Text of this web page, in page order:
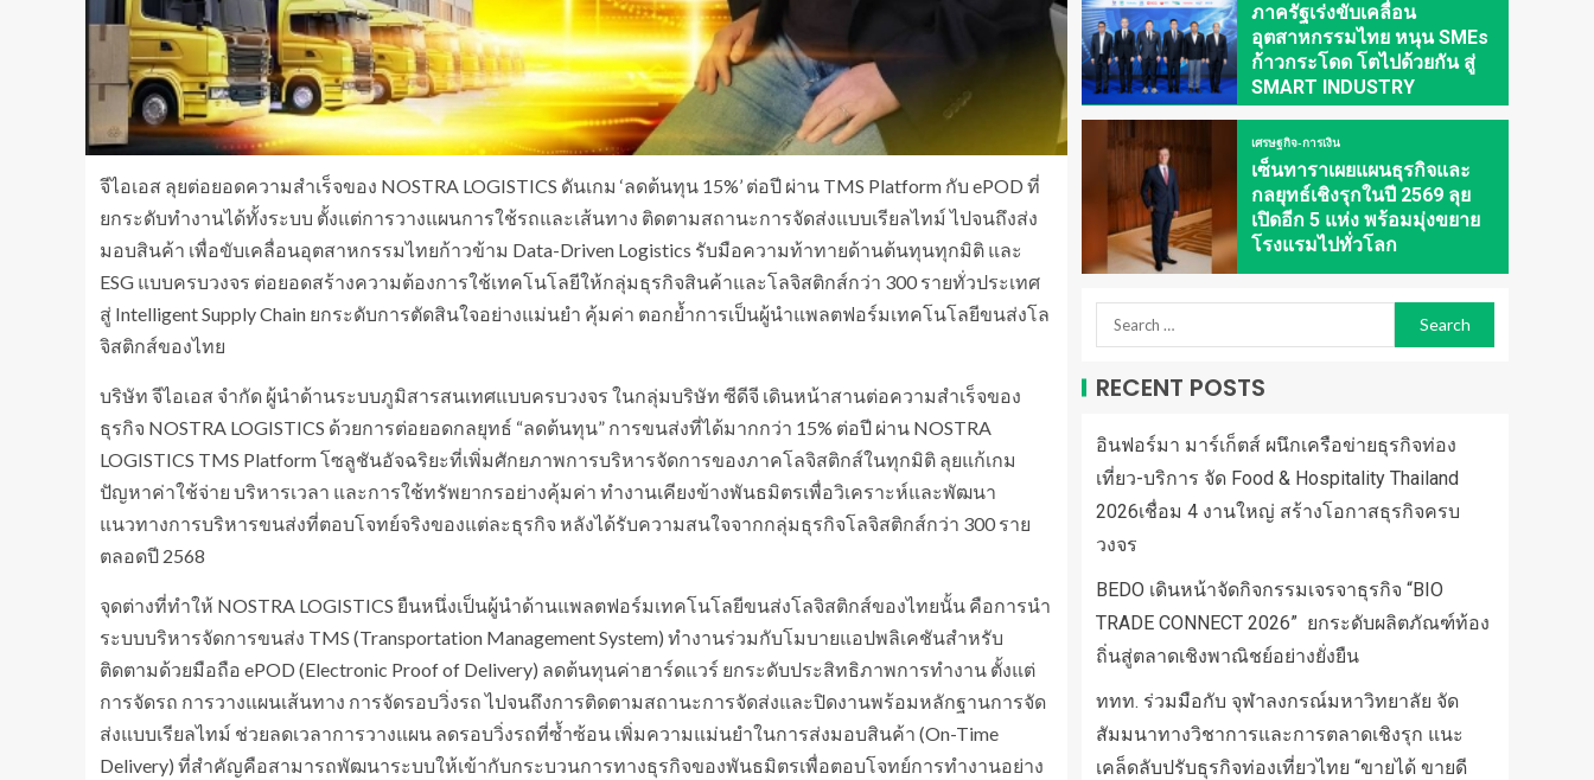
จีไอเอส ลุยต่อยอดความสำเร็จของ NOSTRA LOGISTICS ดันเกม ‘ลดต้นทุน 15%’ ต่อปี ผ่าน TMS Platform กับ ePOD ที่
ยกระดับทำงานได้ทั้งระบบ ตั้งแต่การวางแผนการใช้รถและเส้นทาง ติดตามสถานะการจัดส่งแบบเรียลไทม์ ไปจนถึงส่ง
มอบสินค้า เพื่อขับเคลื่อนอุตสาหกรรมไทยก้าวข้าม Data-Driven Logistics รับมือความท้าทายด้านต้นทุนทุกมิติ และ
ESG แบบครบวงจร ต่อยอดสร้างความต้องการใช้เทคโนโลยีให้กลุ่มธุรกิจสินค้าและโลจิสติกส์กว่า 300 รายทั่วประเทศ
สู่ Intelligent Supply Chain ยกระดับการตัดสินใจอย่างแม่นยำ คุ้มค่า ตอกย้ำการเป็นผู้นำแพลตฟอร์มเทคโนโลยีขนส่งโล
จิสติกส์ของไทย
บริษัท จีไอเอส จำกัด ผู้นำด้านระบบภูมิสารสนเทศแบบครบวงจร ในกลุ่มบริษัท ซีดีจี เดินหน้าสานต่อความสำเร็จของ
ธุรกิจ NOSTRA LOGISTICS ด้วยการต่อยอดกลยุทธ์ “ลดต้นทุน” การขนส่งที่ได้มากกว่า 15% ต่อปี ผ่าน NOSTRA
LOGISTICS TMS Platform โซลูชันอัจฉริยะที่เพิ่มศักยภาพการบริหารจัดการของภาคโลจิสติกส์ในทุกมิติ ลุยแก้เกม
ปัญหาค่าใช้จ่าย บริหารเวลา และการใช้ทรัพยากรอย่างคุ้มค่า ทำงานเคียงข้างพันธมิตรเพื่อวิเคราะห์และพัฒนา
แนวทางการบริหารขนส่งที่ตอบโจทย์จริงของแต่ละธุรกิจ หลังได้รับความสนใจจากกลุ่มธุรกิจโลจิสติกส์กว่า 300 ราย
ตลอดปี 2568
จุดต่างที่ทำให้ NOSTRA LOGISTICS ยืนหนึ่งเป็นผู้นำด้านแพลตฟอร์มเทคโนโลยีขนส่งโลจิสติกส์ของไทยนั้น คือการนำ
ระบบบริหารจัดการขนส่ง TMS (Transportation Management System) ทำงานร่วมกับโมบายแอปพลิเคชันสำหรับ
ติดตามด้วยมือถือ ePOD (Electronic Proof of Delivery) ลดต้นทุนค่าฮาร์ดแวร์ ยกระดับประสิทธิภาพการทำงาน ตั้งแต่
การจัดรถ การวางแผนเส้นทาง การจัดรอบวิ่งรถ ไปจนถึงการติดตามสถานะการจัดส่งและปิดงานพร้อมหลักฐานการจัด
ส่งแบบเรียลไทม์ ช่วยลดเวลาการวางแผน ลดรอบวิ่งรถที่ซ้ำซ้อน เพิ่มความแม่นยำในการส่งมอบสินค้า (On-Time
Delivery) ที่สำคัญคือสามารถพัฒนาระบบให้เข้ากับกระบวนการทางธุรกิจของพันธมิตรเพื่อตอบโจทย์การทำงานอย่าง
ภาครัฐเร่งขับเคลื่อน
อุตสาหกรรมไทย หนุน SMEs
ก้าวกระโดด โตไปด้วยกัน สู่
SMART INDUSTRY
เศรษฐกิจ-การเงิน
เซ็นทาราเผยแผนธุรกิจและ
กลยุทธ์เชิงรุกในปี 2569 ลุย
เปิดอีก 5 แห่ง พร้อมมุ่งขยาย
โรงแรมไปทั่วโลก
RECENT POSTS
อินฟอร์มา มาร์เก็ตส์ ผนึกเครือข่ายธุรกิจท่อง
เที่ยว-บริการ จัด Food & Hospitality Thailand
2026เชื่อม 4 งานใหญ่ สร้างโอกาสธุรกิจครบ
วงจร
BEDO เดินหน้าจัดกิจกรรมเจรจาธุรกิจ “BIO
TRADE CONNECT 2026” ยกระดับผลิตภัณฑ์ท้อง
ถิ่นสู่ตลาดเชิงพาณิชย์อย่างยั่งยืน
ททท. ร่วมมือกับ จุฬาลงกรณ์มหาวิทยาลัย จัด
สัมมนาทางวิชาการและการตลาดเชิงรุก แนะ
เคล็ดลับปรับธุรกิจท่องเที่ยวไทย “ขายได้ ขายดี